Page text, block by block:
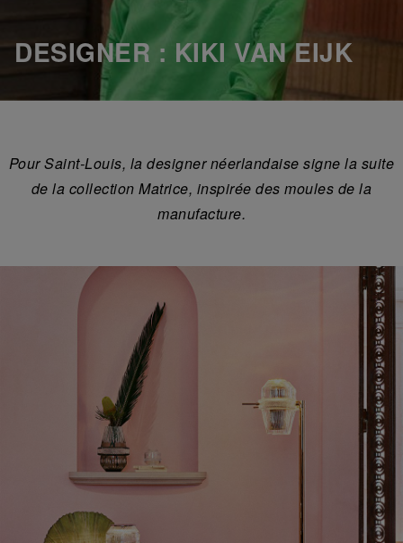
DESIGNER : KIKI VAN EIJK
Pour Saint-Louis, la designer néerlandaise signe la suite
de la collection Matrice, inspirée des moules de la
manufacture.